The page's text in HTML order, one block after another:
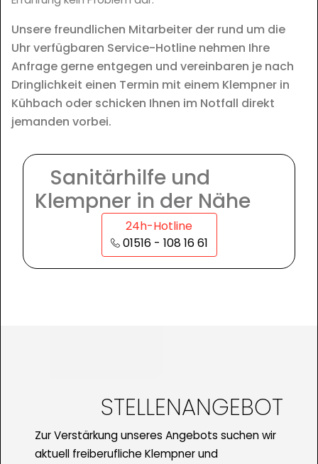
Unsere freundlichen Mitarbeiter der rund um die
Uhr verfügbaren Service-Hotline nehmen Ihre
Anfrage gerne entgegen und vereinbaren je nach
Dringlichkeit einen Termin mit einem Klempner in
Kühbach oder schicken Ihnen im Notfall direkt
jemanden vorbei.
Sanitärhilfe und
Klempner in der Nähe
24h-Hotline
01516 - 108 16 61
STELLENANGEBOT
Zur Verstärkung unseres Angebots suchen wir
aktuell freiberufliche Klempner und